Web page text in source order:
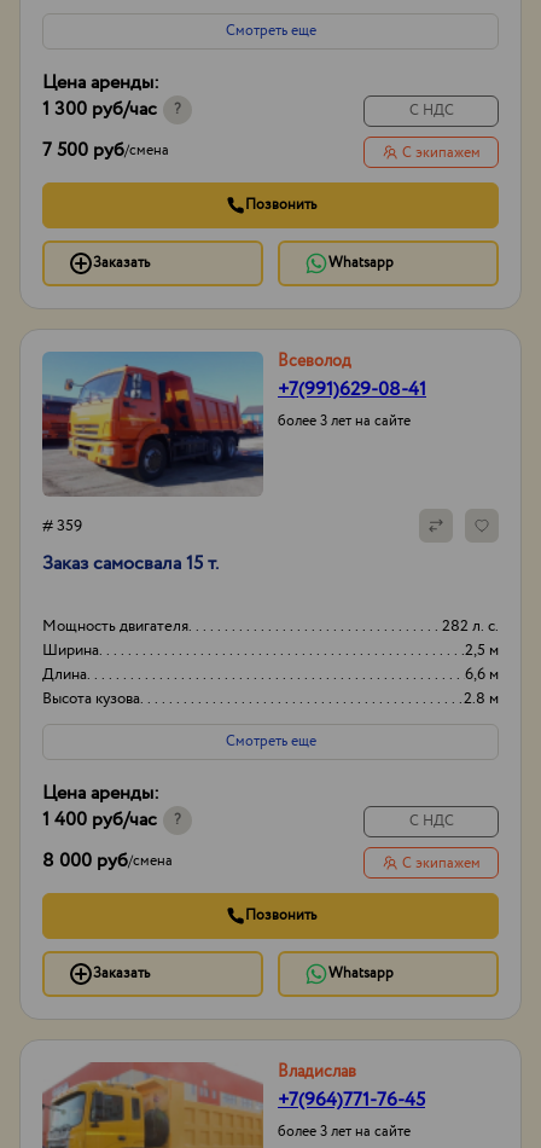
Смотреть еще
Цена аренды:
1 300 руб/час ?
7 500 руб/смена
С НДС
С экипажем
Позвонить
Заказать Whatsapp
Всеволод
+7(991)629-08-41
более 3 лет на сайте
# 359
Заказ самосвала 15 т.
Мощность двигателя
282 л. с.
Ширина
2,5 м
Длина
6,6 м
Высота кузова
2.8 м
Смотреть еще
Цена аренды:
1 400 руб/час ?
8 000 руб/смена
С НДС
С экипажем
Позвонить
Заказать Whatsapp
Владислав
+7(964)771-76-45
более 3 лет на сайте